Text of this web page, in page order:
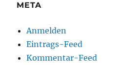
META
Anmelden
Eintrags-Feed
Kommentar-Feed